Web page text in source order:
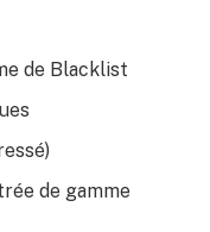
de Blacklist
de gamme